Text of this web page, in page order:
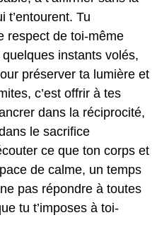
t’entourent. Tu
respect de toi-même
instants volés,
préserver ta lumière et
c’est offrir à tes
dans la réciprocité,
le sacrifice
ce que ton corps et
de calme, un temps
pas répondre à toutes
tu t’imposes à toi-